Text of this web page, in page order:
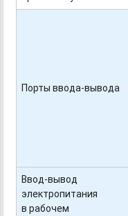
Порты ввода-вывода
Ввод-вывод
электропитания
в рабочем